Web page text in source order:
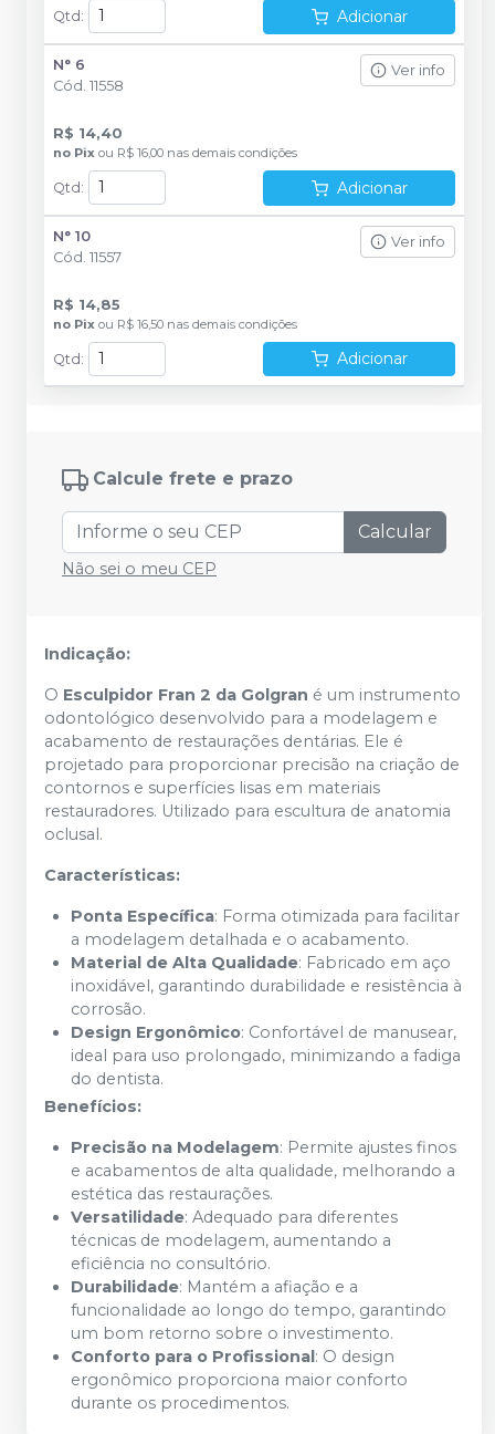
Qtd : Adicionar
N° 6
Cód. 11558
Ver info
R$ 14,40
no Pix ou R$ 16,00 nas demais condições
Qtd : Adicionar
N° 10
Cód. 11557
Ver info
R$ 14,85
no Pix ou R$ 16,50 nas demais condições
Qtd: Adicionar
Calcule frete e prazo
Calcular
Não sei o meu CEP
Indicação:
O Esculpidor Fran 2 da Golgran é um instrumento
odontológico desenvolvido para a modelagem e
acabamento de restaurações dentárias. Ele é
projetado para proporcionar precisão na criação de
contornos e superfícies lisas em materiais
restauradores. Utilizado para escultura de anatomia
oclusal.
Características:
Ponta Específica: Forma otimizada para facilitar
a modelagem detalhada e o acabamento.
Material de Alta Qualidade: Fabricado em aço
inoxidável, garantindo durabilidade e resistência à
corrosão.
Design Ergonômico: Confortável de manusear,
ideal para uso prolongado, minimizando a fadiga
do dentista.
Benefícios:
Precisão na Modelagem: Permite ajustes finos
e acabamentos de alta qualidade, melhorando a
estética das restaurações.
Versatilidade: Adequado para diferentes
técnicas de modelagem, aumentando a
eficiência no consultório.
Durabilidade: Mantém a afiação e a
funcionalidade ao longo do tempo, garantindo
um bom retorno sobre o investimento.
Conforto para o Profissional: O design
ergonômico proporciona maior conforto
durante os procedimentos.